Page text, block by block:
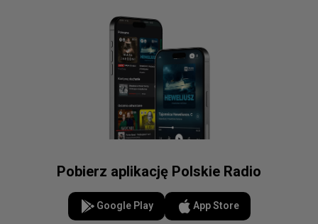
Pobierz aplikację Polskie Radio
Google Play App Store